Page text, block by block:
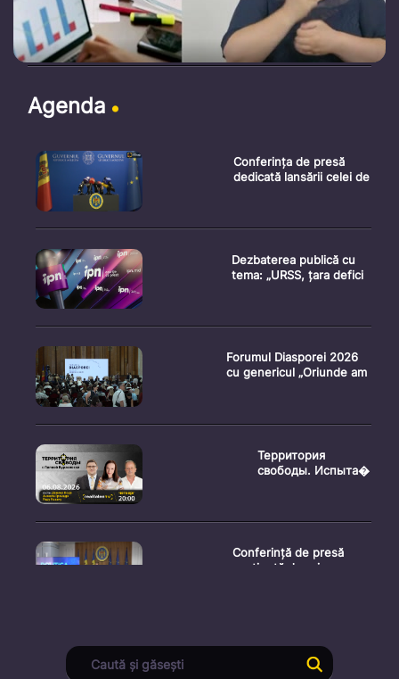
Agenda
Conferința de presă
dedicată lansării celei de
Dezbaterea publică cu
tema: „URSS, țara defici
Forumul Diasporei 2026
cu genericul „Oriunde am
Территория
свободы. Испыта�
Conferință de presă
susținută de prim-
Ședința Consiliului
Superior al Procurorilor